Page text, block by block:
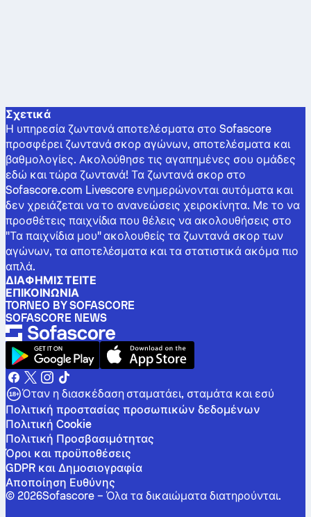
Σχετικά
Η υπηρεσία ζωντανά αποτελέσματα στο Sofascore
προσφέρει ζωντανά σκορ αγώνων, αποτελέσματα και
βαθμολογίες. Ακολούθησε τις αγαπημένες σου ομάδες
εδώ και τώρα ζωντανά! Τα ζωντανά σκορ στο
Sofascore.com Livescore ενημερώνονται αυτόματα και
δεν χρειάζεται να το ανανεώσεις χειροκίνητα. Με το να
προσθέτεις παιχνίδια που θέλεις να ακολουθήσεις στο
"Τα παιχνίδια μου" ακολουθείς τα ζωντανά σκορ των
αγώνων, τα αποτελέσματα και τα στατιστικά ακόμα πιο
απλά.
ΔΙΑΦΗΜΙΣΤΕΊΤΕ
ΕΠΙΚΟΙΝΩΝΊΑ
TORNEO BY SOFASCORE
SOFASCORE NEWS
Όταν η διασκέδαση σταματάει, σταμάτα και εσύ
Πολιτική προστασίας προσωπικών δεδομένων
Πολιτική Cookie
Πολιτική Προσβασιμότητας
Όροι και προϋποθέσεις
GDPR και Δημοσιογραφία
Αποποίηση Ευθύνης
© 2026Sofascore – Όλα τα δικαιώματα διατηρούνται.